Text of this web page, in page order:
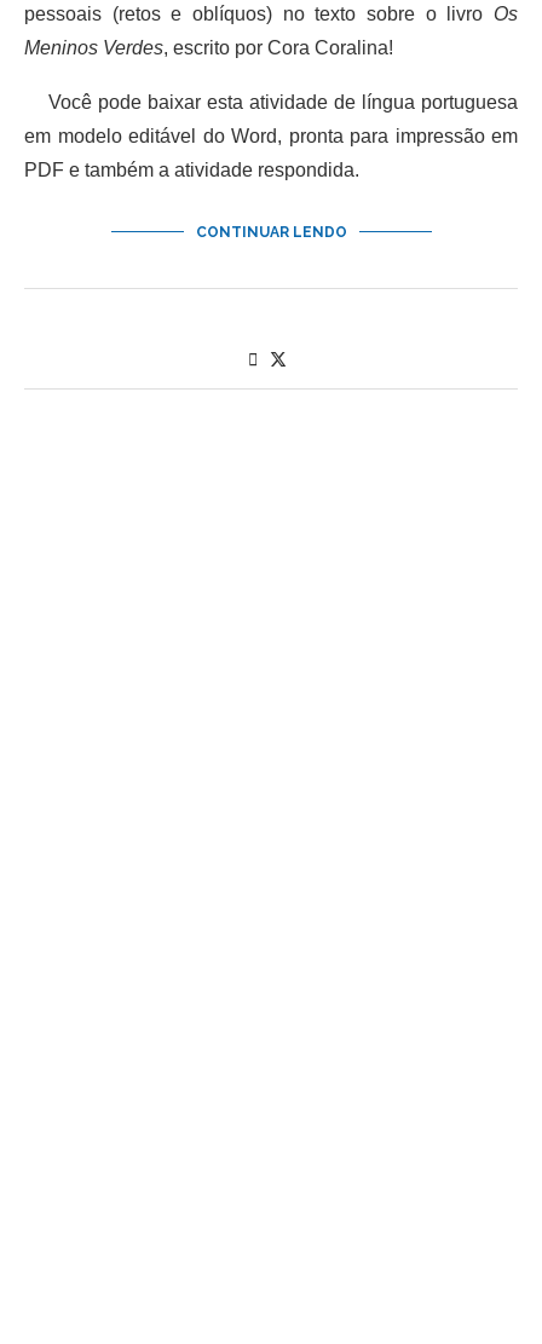
pessoais (retos e oblíquos) no texto sobre o livro Os
Meninos Verdes, escrito por Cora Coralina!
Você pode baixar esta atividade de língua portuguesa
em modelo editável do Word, pronta para impressão em
PDF e também a atividade respondida.
CONTINUAR LENDO